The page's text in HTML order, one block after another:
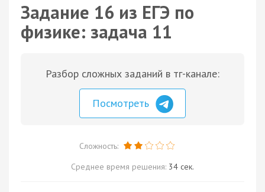
Задание 16 из ЕГЭ по
физике: задача 11
Разбор сложных заданий в тг-канале:
Посмотреть
Сложность:
Среднее время решения: 34 сек.